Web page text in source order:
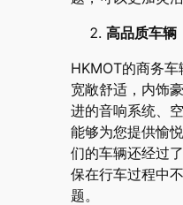
高品质车辆
HKMOT的商务车
宽敞舒适，内饰
进的音响系统、
能够为您提供愉
们的车辆还经过
保在行车过程中
题。